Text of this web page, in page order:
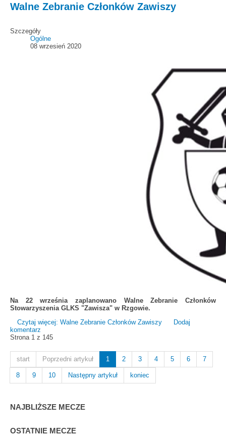
Walne Zebranie Członków Zawiszy
Szczegóły
Ogólne
08 wrzesień 2020
Na 22 września zaplanowano Walne Zebranie Członków
Stowarzyszenia GLKS "Zawisza" w Rzgowie.
Czytaj więcej: Walne Zebranie Członków Zawiszy
Dodaj
komentarz
Strona 1 z 145
start Poprzedni artykuł 1 2 3 4 5 6 7
8 9 10 Następny artykuł koniec
NAJBLIŻSZE MECZE
OSTATNIE MECZE